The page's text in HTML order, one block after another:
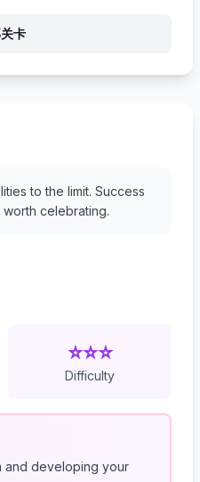
卡
to the limit. Success
celebrating.
⭐⭐⭐
Difficulty
and developing your